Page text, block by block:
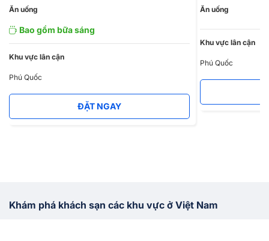
Ăn uống
Bao gồm bữa sáng
Khu vực lân cận
Phú Quốc
ĐẶT NGAY
Ăn uống
Khu vực lân cận
Phú Quốc
Khám phá khách sạn các khu vực ở Việt Nam